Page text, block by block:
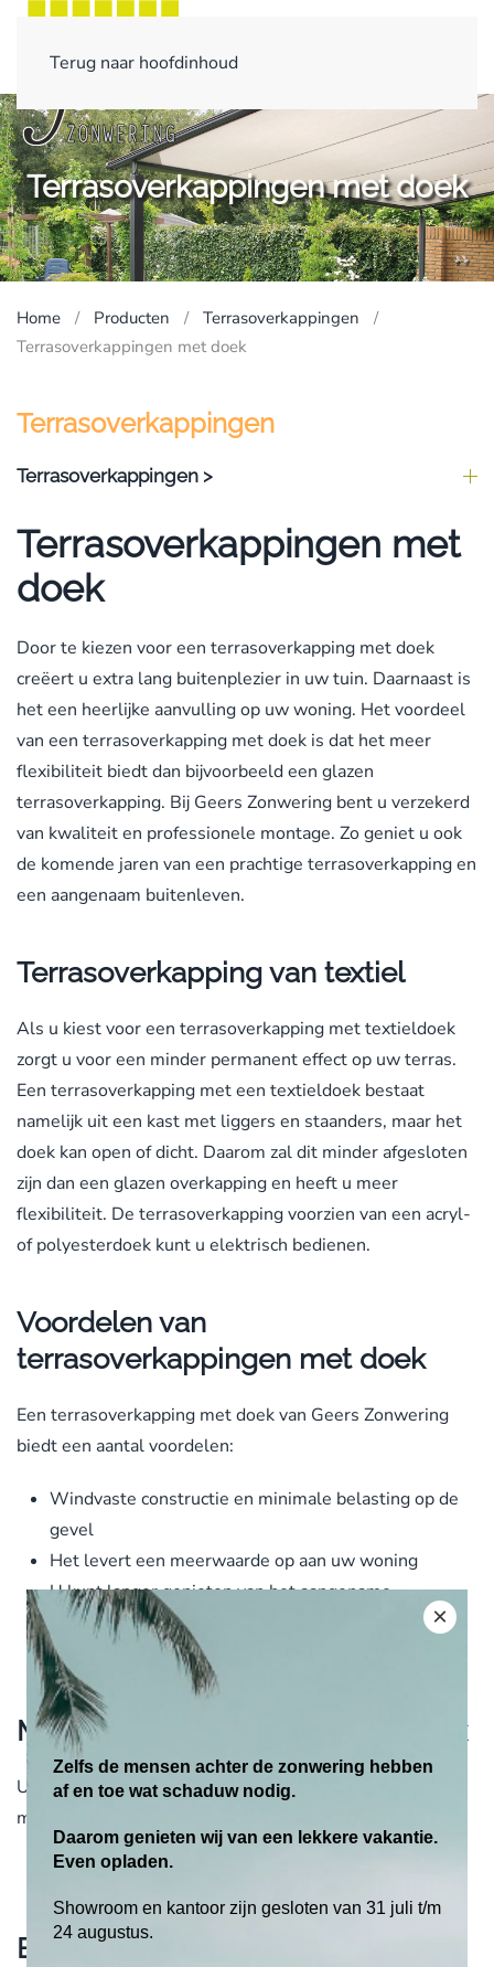
Terug naar hoofdinhoud
Terrasoverkappingen met doek
Home Producten
Terrasoverkappingen
Terrasoverkappingen met doek
Terrasoverkappingen
Terrasoverkappingen >
Terrasoverkappingen met
doek
Door te kiezen voor een terrasoverkapping met doek
creëert u extra lang buitenplezier in uw tuin. Daarnaast is
het een heerlijke aanvulling op uw woning. Het voordeel
van een terrasoverkapping met doek is dat het meer
flexibiliteit biedt dan bijvoorbeeld een glazen
terrasoverkapping. Bij Geers Zonwering bent u verzekerd
van kwaliteit en professionele montage. Zo geniet u ook
de komende jaren van een prachtige terrasoverkapping en
een aangenaam buitenleven.
Terrasoverkapping van textiel
Als u kiest voor een terrasoverkapping met textieldoek
zorgt u voor een minder permanent effect op uw terras.
Een terrasoverkapping met een textieldoek bestaat
namelijk uit een kast met liggers en staanders, maar het
doek kan open of dicht. Daarom zal dit minder afgesloten
zijn dan een glazen overkapping en heeft u meer
flexibiliteit. De terrasoverkapping voorzien van een acryl-
of polyesterdoek kunt u elektrisch bedienen.
Voordelen van
terrasoverkappingen met doek
Een terrasoverkapping met doek van Geers Zonwering
biedt een aantal voordelen:
Windvaste constructie en minimale belasting op de
gevel
Het levert een meerwaarde op aan uw woning
U kunt langer genieten van het aangename
buitenleven
Flexibel door eenvoudig te variëren met het doek
Merk terrasoverkapping met doek
U kunt bij ons terecht voor het volgende hoogwaardige
merk:
Weinor
Eigen montage-team
×
Zelfs de mensen achter de zonwering hebben
af en toe wat schaduw nodig.
Daarom genieten wij van een lekkere vakantie.
Even opladen.
Showroom en kantoor zijn gesloten van 31 juli t/m
24 augustus.